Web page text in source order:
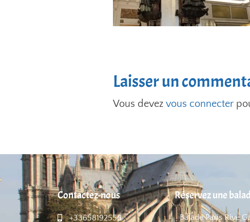
Laisser un
Vous devezvous connecter
Contactez-nous
+33658192558
Réservez une
Balade Paris Rive